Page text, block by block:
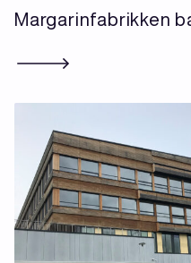
Margarinfabrikken